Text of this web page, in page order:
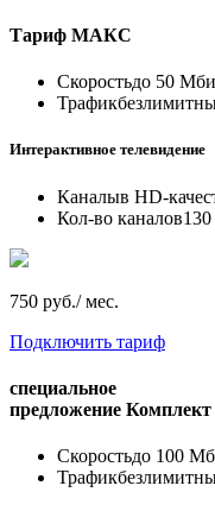
Тариф МАКС
Скоростьдо 50
Трафик
Интерактивное телевидение
Каналыв HD-
Кол-во каналов130
750 руб./ мес.
Подключить тариф
специальное
предложение
Скоростьдо 100
Трафик